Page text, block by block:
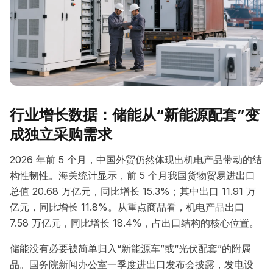
行业增长数据：储能从“新能源配套”变
成独立采购需求
2026 年前 5 个月，中国外贸仍然体现出机电产品带动的结
构性韧性。海关统计显示，前 5 个月我国货物贸易进出口
总值 20.68 万亿元，同比增长 15.3%；其中出口 11.91 万
亿元，同比增长 11.8%。从重点商品看，机电产品出口
7.58 万亿元，同比增长 18.4%，占出口结构的核心位置。
储能没有必要被简单归入“新能源车”或“光伏配套”的附属
品。国务院新闻办公室一季度进出口发布会披露，发电设